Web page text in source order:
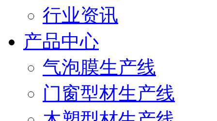
行业资讯
产品中心
气泡膜生产线
门窗型材生产线